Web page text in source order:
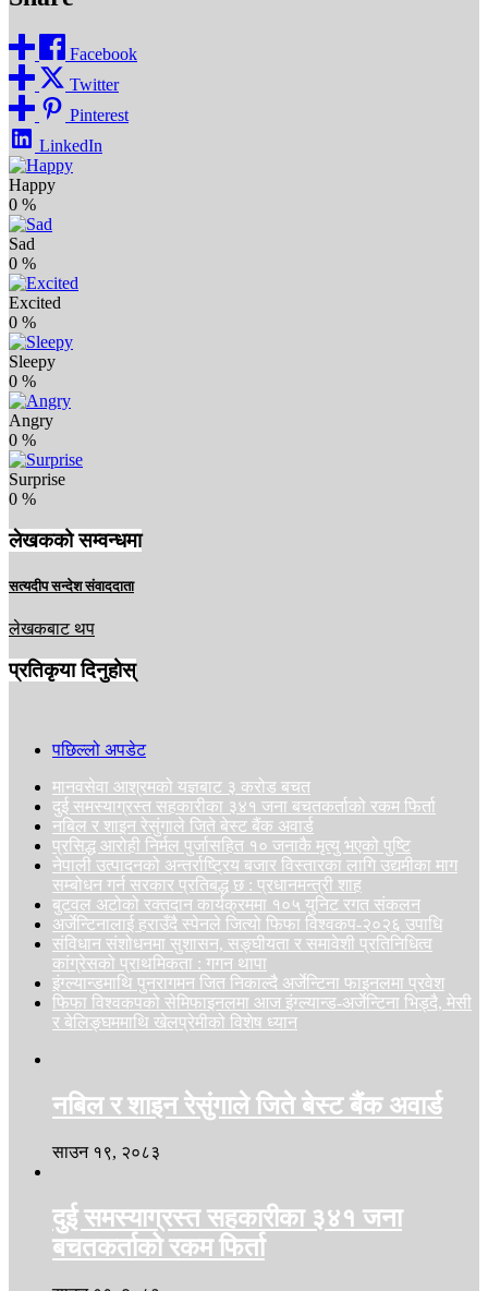
Facebook
Twitter
Pinterest
LinkedIn
Happy
0 %
Sad
0 %
Excited
0 %
Sleepy
0 %
Angry
0 %
Surprise
0 %
लेखकको सम्वन्धमा
सत्यदीप सन्देश संवाददाता
लेखकबाट थप
प्रतिकृया दिनुहोस्
पछिल्लो अपडेट
मानवसेवा आश्रमको यज्ञबाट ३ करोड बचत
दुई समस्याग्रस्त सहकारीका ३४१ जना बचतकर्ताको रकम फिर्ता
नबिल र शाइन रेसुंगाले जिते बेस्ट बैंक अवार्ड
प्रसिद्ध आरोही निर्मल पुर्जासहित १० जनाकै मृत्यु भएको पुष्टि
नेपाली उत्पादनको अन्तर्राष्ट्रिय बजार विस्तारका लागि उद्यमीका माग
सम्बोधन गर्न सरकार प्रतिबद्ध छ : प्रधानमन्त्री शाह
बुटवल अटोको रक्तदान कार्यक्रममा १०५ युनिट रगत संकलन
अर्जेन्टिनालाई हराउँदै स्पेनले जित्यो फिफा विश्वकप-२०२६ उपाधि
संविधान संशोधनमा सुशासन, सङ्घीयता र समावेशी प्रतिनिधित्व
कांग्रेसको प्राथमिकता : गगन थापा
इंग्ल्यान्डमाथि पुनरागमन जित निकाल्दै अर्जेन्टिना फाइनलमा प्रवेश
फिफा विश्वकपको सेमिफाइनलमा आज इंग्ल्यान्ड-अर्जेन्टिना भिड्दै, मेसी
र बेलिङ्घममाथि खेलप्रेमीको विशेष ध्यान
नबिल र शाइन रेसुंगाले जिते बेस्ट बैंक अवार्ड
साउन १९, २०८३
दुई समस्याग्रस्त सहकारीका ३४१ जना
बचतकर्ताको रकम फिर्ता